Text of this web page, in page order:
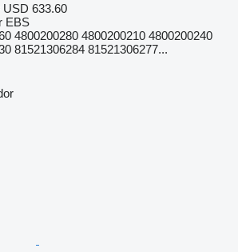
USD 633.60
EBS
4800200280 4800200210 4800200240
81521306284 81521306277...